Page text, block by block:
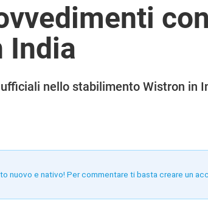
India
nello stabilimento Wistron in
nuovo e nativo! Per commentare ti basta creare un